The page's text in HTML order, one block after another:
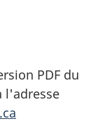
PDF du
l'adresse